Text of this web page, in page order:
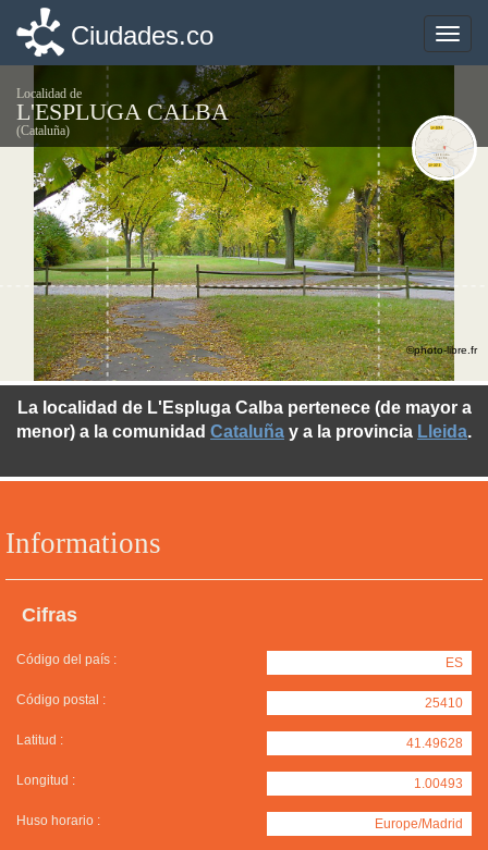
Toggle
Ciudades.co
Localidad de
L'ESPLUGA CALBA
(Cataluña)
Informations
Cifras
Código del país : ES
Código postal : 25410
Latitud : 41.49628
Longitud : 1.00493
Huso horario : Europe/Madrid
La localidad de L'Espluga Calba pertenece (de mayor a
menor) a la comunidad Cataluña y a la provincia Lleida.
©photo-libre.fr
Toggle
Ciudades.co